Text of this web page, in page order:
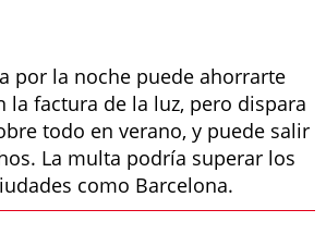
por la noche puede ahorrarte
la factura de la luz, pero dispara
todo en verano, y puede salir
La multa podría superar los
como Barcelona.